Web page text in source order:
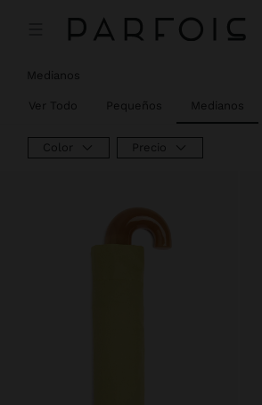
Medianos
Ver Todo Pequeños Medianos
Color Precio